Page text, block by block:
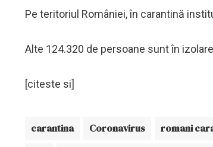
Pe teritoriul României, în carantină
Alte 124.320 de persoane sunt în
[citeste si]
carantina Coronavirus romani